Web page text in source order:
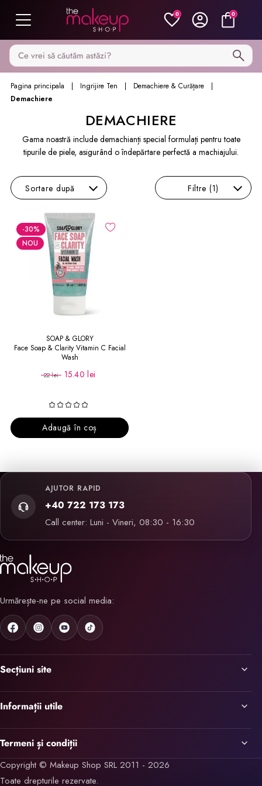
0 0
Caută pe MakeupShop
Pagina principala Ingrijire Ten
Demachiere & Curățare
Demachiere
DEMACHIERE
Gama noastră include demachianți special formulați pentru toate
tipurile de piele, asigurând o îndepărtare perfectă a machiajului.
Sortare după Filtre (1)
-30%
NOU
SOAP & GLORY
Face Soap & Clarity Vitamin C Facial
Wash
22 lei 15.40 lei
Adaugă în coș
AJUTOR RAPID
+40 722 173 173
Call center: Luni - Vineri, 08:30 - 16:30
Urmărește-ne pe social media:
Secțiuni site
Informații utile
Termeni și condiții
Copyright © Makeup Shop SRL 2011 - 2026
Toate drepturile rezervate.